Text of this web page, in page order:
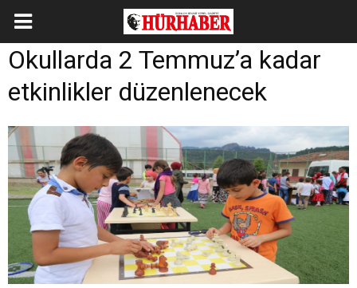
Okullarda 2 Temmuz’a kadar
etkinlikler düzenlenecek